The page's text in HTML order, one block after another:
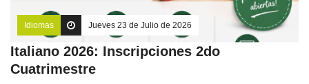
Idiomas Jueves 23 de Julio de 2026
Italiano 2026: Inscripciones 2do
Cuatrimestre